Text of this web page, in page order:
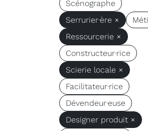
Scénographe
Serrurier·ère ×
Ressourcerie ×
Constructeur·rice
Scierie locale ×
Facilitateur·rice
Dévendeur·euse
Designer produit ×